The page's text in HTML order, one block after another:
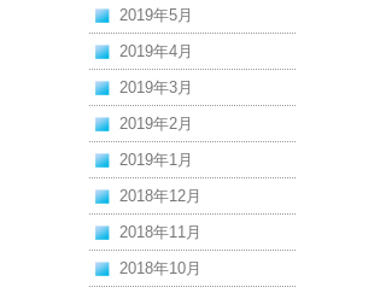
2019年5月
2019年4月
2019年3月
2019年2月
2019年1月
2018年12月
2018年11月
2018年10月